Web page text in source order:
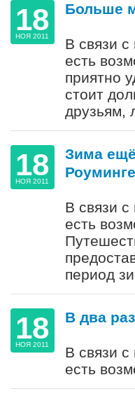
18
НОЯ 2011
Больше
В связи
есть
приятно
стоит
друзьям,
18
НОЯ 2011
Зима ещё
В связи
есть
период
18
НОЯ 2011
В два
В связи
есть